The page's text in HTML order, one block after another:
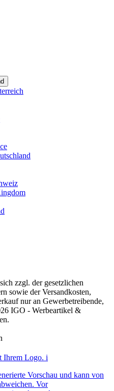
zzgl. der gesetzlichen
sowie der Versandkosten,
nur an Gewerbetreibende,
IGO - Werbeartikel &
Ihrem Logo. i
Vorschau und kann von
Vor